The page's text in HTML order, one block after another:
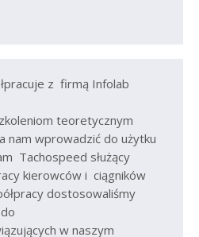
z firmą Infolab
teoretycznym
nam wprowadzić do użytku
Tachospeed służący
kierowców i ciągników
dostosowaliśmy
w naszym